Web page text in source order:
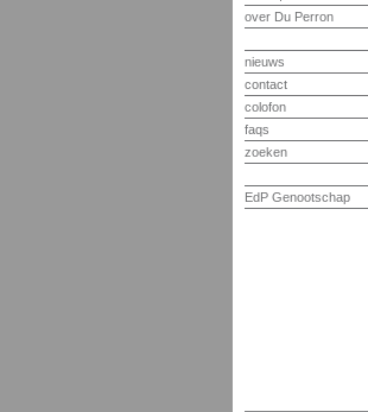
over Du Perron
nieuws
contact
colofon
faqs
zoeken
EdP Genootschap